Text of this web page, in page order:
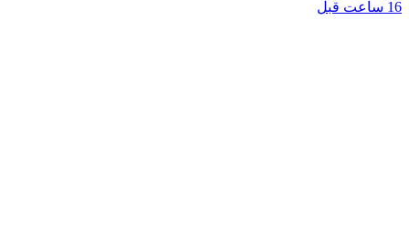
16 ساعت قبل